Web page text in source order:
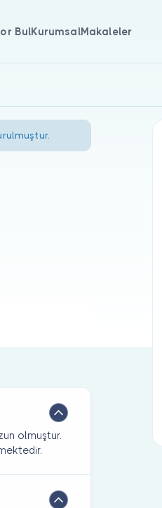
BulKurumsalMakaleler
olmuştur.